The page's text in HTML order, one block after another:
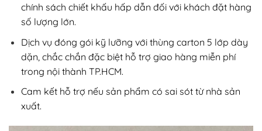
chính sách chiết khấu hấp dẫn đối với khách đặt hàng
số lượng lớn.
Dịch vụ đóng gói kỹ lưỡng với thùng carton 5 lớp dày
dặn, chắc chắn đặc biệt hỗ trợ giao hàng miễn phí
trong nội thành TP.HCM.
Cam kết hỗ trợ nếu sản phẩm có sai sót từ nhà sản
xuất.